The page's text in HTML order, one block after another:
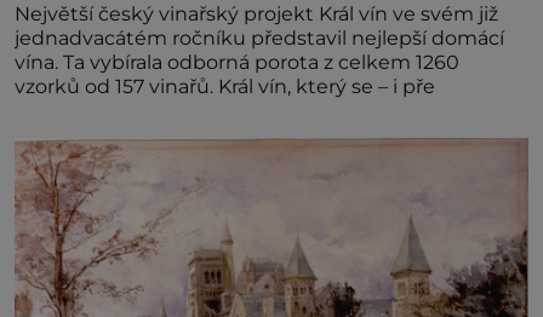
Největší český vinařský projekt Král vín ve svém již
jednadvacátém ročníku představil nejlepší domácí
vína. Ta vybírala odborná porota z celkem 1260
vzorků od 157 vinařů. Král vín, který se – i pře